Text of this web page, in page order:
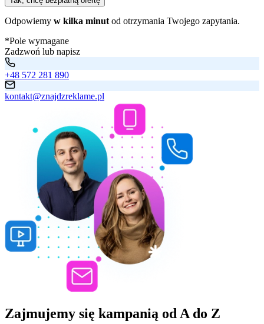
Odpowiemy w kilka minut od otrzymania Twojego zapytania.
*Pole wymagane
Zadzwoń lub napisz
+48 572 281 890
kontakt@znajdzreklame.pl
Zajmujemy się kampanią od A do Z